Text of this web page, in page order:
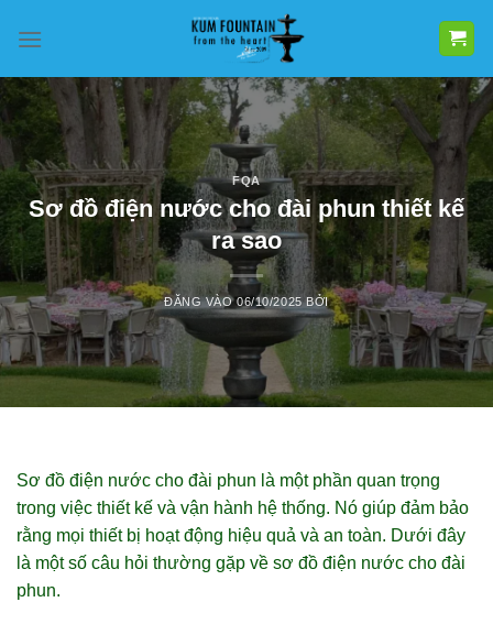
qua
dung
FQA
Sơ đồ điện nước cho đài phun thiết kế
ra sao
ĐĂNG VÀO06/10/2025 BỞI
Sơ đồ điện nước cho đài phun là một phần quan trọng
trong việc thiết kế và vận hành hệ thống. Nó giúp đảm bảo
rằng mọi thiết bị hoạt động hiệu quả và an toàn. Dưới đây
là một số câu hỏi thường gặp về sơ đồ điện nước cho đài
phun.